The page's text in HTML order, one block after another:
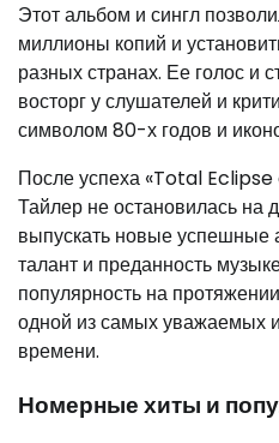
Этот альбом и сингл
миллионы копий и
разных странах. Ее голос и
восторг у слушателей и
символом 80-х годов и
После успеха «Total
Тайлер не остановилась на
выпускать новые успешные
талант и преданность
популярность на
одной из самых уважаемых
времени.
Номерные хиты и